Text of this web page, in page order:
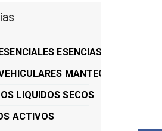
ESENCIAS
MANTECAS
LIQUIDOS SECOS
ACTIVOS